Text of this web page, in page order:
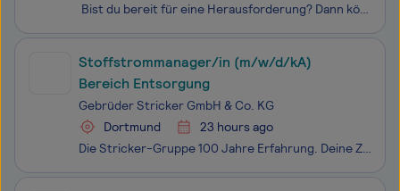
Bist du bereit für eine Herausforderung? Dann könnte Just Eat Takeaway.com/ Lieferando der richtige Ort für dich sein. Wir sind eine weltweit führende Online-Plattform für Essenslieferungen und unsere Vision ist es, die Bequemlichkeit des Alltags zu verbessern. Egal, ob es um ein Festessen am
Stoffstrommanager/in (m/w/d/kA)
Bereich Entsorgung
Gebrüder Stricker GmbH & Co. KG
Dortmund
23 hours ago
Die Stricker-Gruppe 100 Jahre Erfahrung. Deine Zukunft. Die Stricker-Gruppe mit Sitz in Dortmund ist seit über 100 Jahren im Bau- und Baustoffbereich zuhause – und dabei alles andere als altmodisch. Mit sieben Stammunternehmen und 13 Beteiligungs­gesellschaften bieten wir Ihnen spannende Einblicke